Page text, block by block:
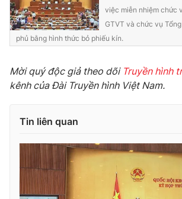
Theo dõi báo trên
Cơ quan chủ quản:Đài Truyền hình Việt Nam
Giấy phép hoạt động báo in và báo điện tử
cấp ngày 29/12/2023
Tổng Biên tập:Vũ Thanh Thủy
Phó Tổng Biên tập:
Nguyễn Thị Mỹ Hạnh,
Nguyễn Trọng Ninh
Tổng đài VTV: 024.38 355 931 - 024.38 355
việc miễn nhiệm chức
GTVT và chức vụ
phủ bằng hình thức bỏ phiếu kín.
Mời quý độc giả theo dõi Truyền hình
kênh của Đài Truyền hình Việt Nam.
Tin liên quan